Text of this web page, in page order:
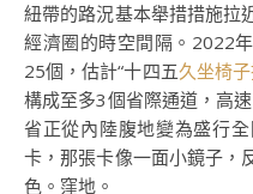
紐帶的路況基本舉措措施拉
經濟圈的時空間隔。2022
25個，估計“十四五久坐椅
構成至多3個省際通道，高
省正從內陸腹地變為盛行
卡，那張卡像一面小鏡子，
色。窪地。